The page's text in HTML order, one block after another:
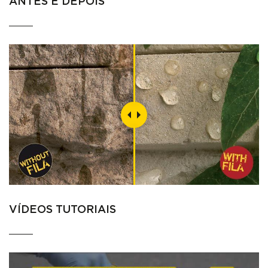
VÍDEOS TUTORIAIS